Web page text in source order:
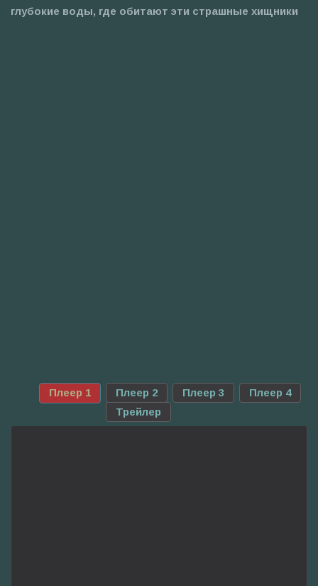
глубокие воды, где обитают эти страшные хищники
Плеер 1 Плеер 2 Плеер 3
Плеер 4
Трейлер